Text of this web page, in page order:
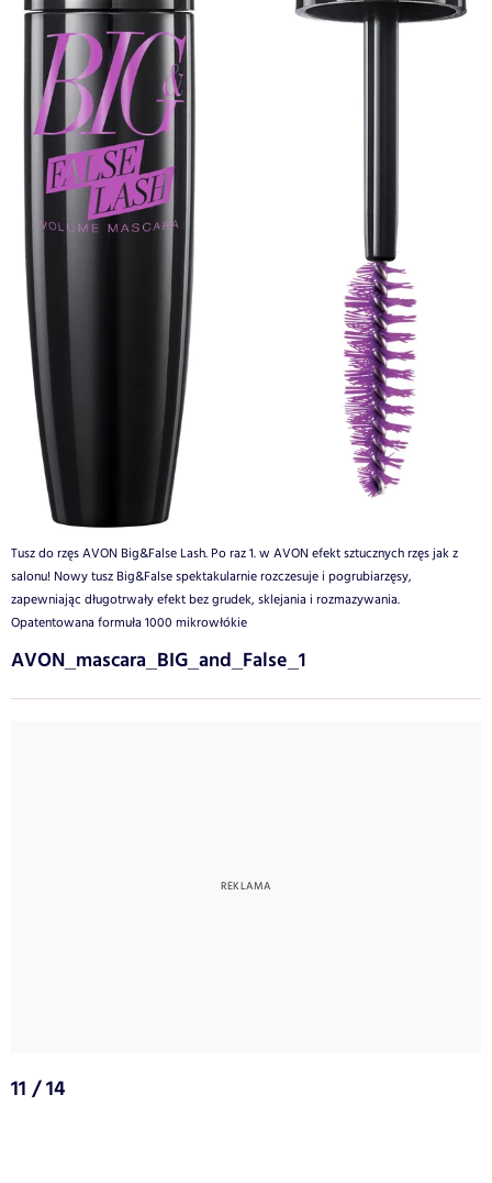
Tusz do rzęs AVON Big&False Lash. Po raz 1. w AVON efekt sztucznych rzęs jak z
salonu! Nowy tusz Big&False spektakularnie rozczesuje i pogrubiarzęsy,
zapewniając długotrwały efekt bez grudek, sklejania i rozmazywania.
Opatentowana formuła 1000 mikrowłókie
AVON_mascara_BIG_and_False_1
11 / 14